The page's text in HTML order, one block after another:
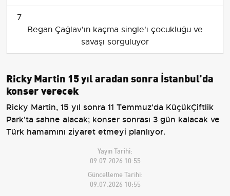
7
Began Çağlav'ın kaçma single'ı çocukluğu ve
savaşı sorguluyor
Ricky Martin 15 yıl aradan sonra İstanbul’da
konser verecek
Ricky Martin, 15 yıl sonra 11 Temmuz'da KüçükÇiftlik
Park'ta sahne alacak; konser sonrası 3 gün kalacak ve
Türk hamamını ziyaret etmeyi planlıyor.
Yayın Tarihi:
09.07.2026 10:55
Güncelleme Tarihi:
09.07.2026 10:55